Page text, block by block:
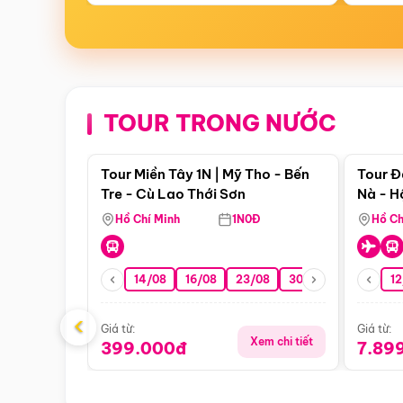
TOUR TRONG NƯỚC
Điểm nổi bật
Tour Miền Tây 1N | Mỹ Tho - Bến
Tre - Cù Lao Thới Sơn
Hồ Chí Minh 1N0Đ
14/08 16/08 23/08 30/08 06/09
Giá từ:
399.000đ Xem chi tiết
Tour
Nà -
Nha
Hồ
Giá từ:
‹